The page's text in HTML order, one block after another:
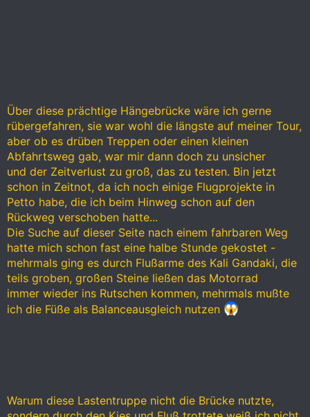
Über diese prächtige Hängebrücke wäre ich gerne
rübergefahren, sie war wohl die längste auf meiner Tour,
aber ob es drüben Treppen oder einen kleinen
Abfahrtsweg gab, war mir dann doch zu unsicher
und der Zeitverlust zu groß, das zu testen. Bin jetzt
schon in Zeitnot, da ich noch einige Flugprojekte in
Petto habe, die ich beim Hinweg schon auf den
Rückweg verschoben hatte...
Die Suche auf dieser Seite nach einem fahrbaren Weg
hatte mich schon fast eine halbe Stunde gekostet -
mehrmals ging es durch Flußarme des Kali Gandaki, die
teils groben, großen Steine ließen das Motorrad
immer wieder ins Rutschen kommen, mehrmals mußte
ich die Füße als Balanceausgleich nutzen
Warum diese Lastentruppe nicht die Brücke nutzte,